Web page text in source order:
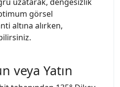
görsel
altına alırken,
veya Yatın